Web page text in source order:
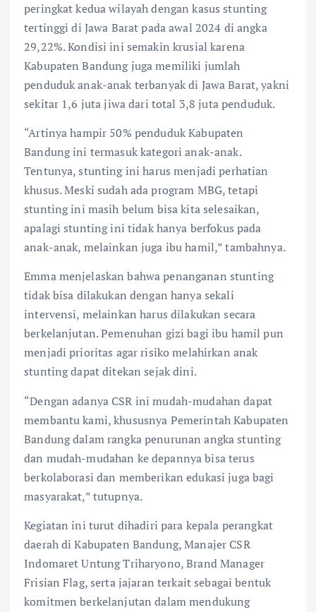
peringkat kedua wilayah dengan kasus stunting
tertinggi di Jawa Barat pada awal 2024 di angka
29,22%. Kondisi ini semakin krusial karena
Kabupaten Bandung juga memiliki jumlah
penduduk anak-anak terbanyak di Jawa Barat, yakni
sekitar 1,6 juta jiwa dari total 3,8 juta penduduk.
“Artinya hampir 50% penduduk Kabupaten
Bandung ini termasuk kategori anak-anak.
Tentunya, stunting ini harus menjadi perhatian
khusus. Meski sudah ada program MBG, tetapi
stunting ini masih belum bisa kita selesaikan,
apalagi stunting ini tidak hanya berfokus pada
anak-anak, melainkan juga ibu hamil,” tambahnya.
Emma menjelaskan bahwa penanganan stunting
tidak bisa dilakukan dengan hanya sekali
intervensi, melainkan harus dilakukan secara
berkelanjutan. Pemenuhan gizi bagi ibu hamil pun
menjadi prioritas agar risiko melahirkan anak
stunting dapat ditekan sejak dini.
“Dengan adanya CSR ini mudah-mudahan dapat
membantu kami, khususnya Pemerintah Kabupaten
Bandung dalam rangka penurunan angka stunting
dan mudah-mudahan ke depannya bisa terus
berkolaborasi dan memberikan edukasi juga bagi
masyarakat,” tutupnya.
Kegiatan ini turut dihadiri para kepala perangkat
daerah di Kabupaten Bandung, Manajer CSR
Indomaret Untung Triharyono, Brand Manager
Frisian Flag, serta jajaran terkait sebagai bentuk
komitmen berkelanjutan dalam mendukung